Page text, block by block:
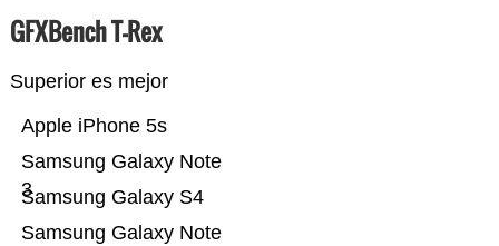
GFXBench T-Rex
Superior es mejor
Samsung Galaxy Note
Samsung Galaxy S4
Samsung Galaxy Note
3
Apple iPhone 5s